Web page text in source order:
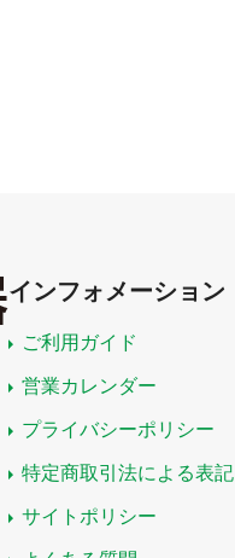
インフォメーション
ご利用ガイド
営業カレンダー
プライバシーポリシー
特定商取引法による表記
サイトポリシー